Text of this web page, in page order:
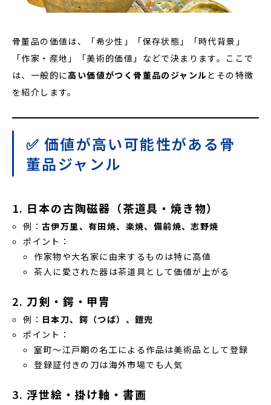
骨董品の価値は、「希少性」「保存状態」「時代背景」
「作家・産地」「美術的価値」などで決まります。ここで
は、一般的に高い価値がつく骨董品のジャンルとその特徴
を紹介します。
✅ 価値が高い可能性がある骨
董品ジャンル
1. 日本の古陶磁器（茶道具・焼き物）
例： 古伊万里、有田焼、楽焼、備前焼、志野焼
ポイント：
作家物や大名家に由来するものは特に高値
茶人に愛された器は茶道具として価値が上がる
2. 刀剣・鍔・甲冑
例： 日本刀、鍔（つば）、鎧兜
ポイント：
室町〜江戸期の名工による作品は美術品として登録
登録証付きの刀は海外市場でも人気
3.浮世絵・掛け軸・書画